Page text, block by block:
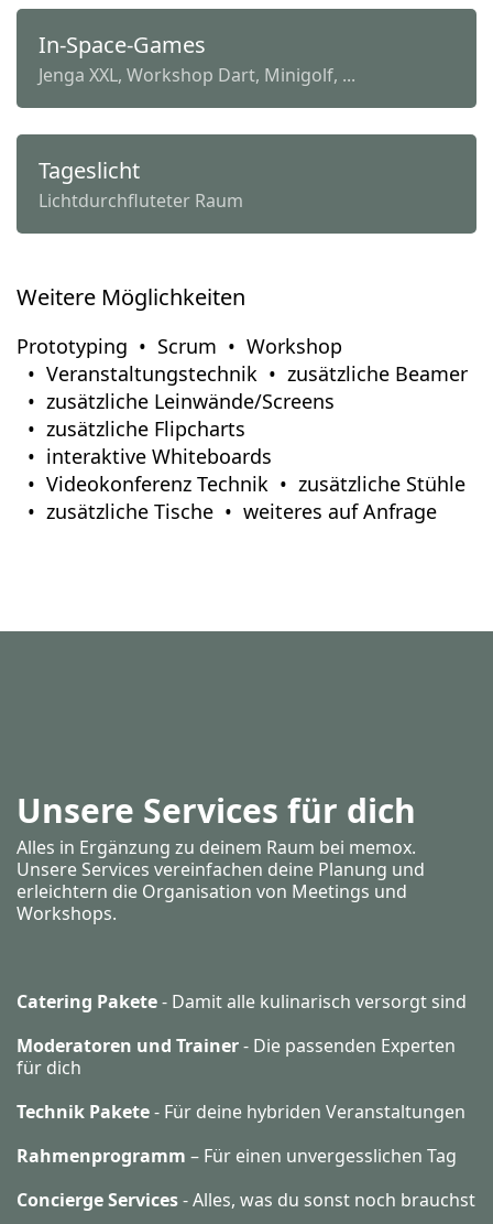
In-Space-Games
Jenga XXL, Workshop Dart, Minigolf, ...
Tageslicht
Lichtdurchfluteter Raum
Weitere Möglichkeiten
Prototyping Scrum
Workshop
Veranstaltungstechnik
zusätzliche Beamer
zusätzliche Leinwände/Screens
zusätzliche Flipcharts
interaktive Whiteboards
Videokonferenz Technik
zusätzliche Stühle
zusätzliche Tische
weiteres auf Anfrage
Unsere Services für dich
Alles in Ergänzung zu deinem Raum bei memox.
Unsere Services vereinfachen deine Planung und
erleichtern die Organisation von Meetings und
Workshops.
Catering Pakete- Damit alle kulinarisch versorgt sind
Moderatoren und Trainer- Die passenden Experten
für dich
Technik Pakete- Für deine hybriden Veranstaltungen
Rahmenprogramm – Für einen unvergesslichen Tag
Concierge Services- Alles, was du sonst noch brauchst